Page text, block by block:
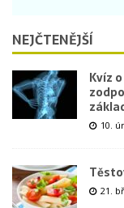
NEJČTENĚJŠÍ
Kvíz
10.
21.